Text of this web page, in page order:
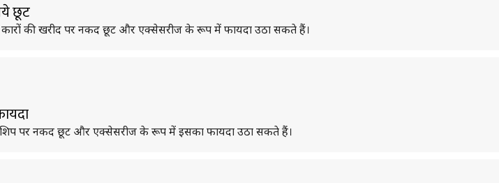
छूट
कारों की खरीद पर नकद छूट और एक्सेसरीज के रूप में फायदा उठा सकते हैं।
पर नकद छूट और एक्सेसरीज के रूप में इसका फायदा उठा सकते हैं।